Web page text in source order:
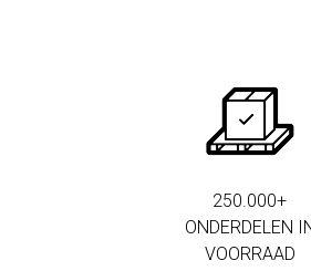
250.000+
ONDERDELEN
VOORRAAD